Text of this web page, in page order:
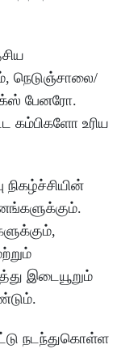
நெடுஞ்சாலை/
பேனரோ.
கம்பிகளோ உரிய
இடையூறும்
நடந்துகொள்ள